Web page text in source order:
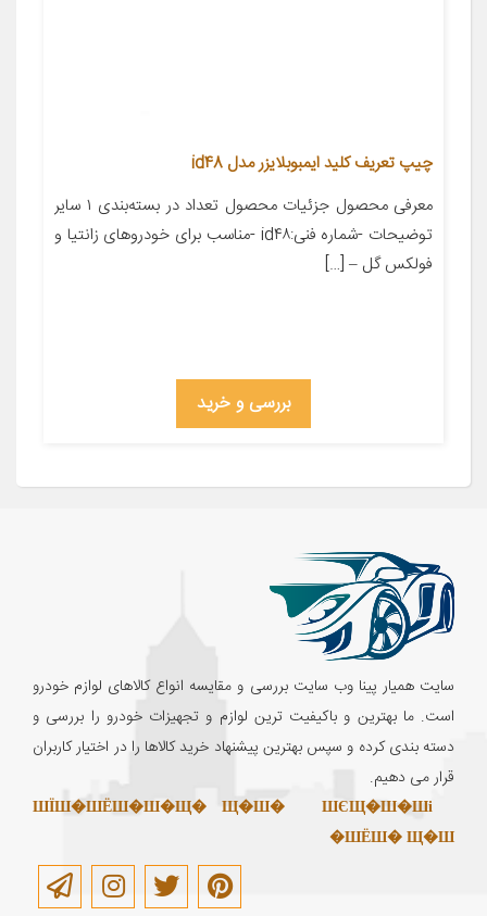
چیپ تعریف کلید ایمبوبلایزر مدل id48
معرفی محصول جزئیات محصول تعداد در بسته‌بندی ۱ سایر
توضیحات -شماره فنی:id۴۸ -مناسب برای خودروهای زانتیا و
فولکس گل – […]
بررسی و خرید
سایت همیار پینا وب سایت بررسی و مقایسه انواع کالاهای لوازم خودرو
است. ما بهترین و باکیفیت ترین لوازم و تجهیزات خودرو را بررسی و
دسته بندی کرده و سپس بهترین پیشنهاد خرید کالاها را در اختیار کاربران
قرار می دهیم.
ШЇШ�ШЁШ�Ш�Щ� Щ�Ш�
ШЄЩ�Ш�Ші
ШЁШ� Щ�Ш�